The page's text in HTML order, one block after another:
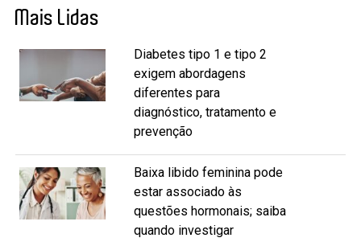
Mais Lidas
Diabetes tipo 1 e tipo 2
exigem abordagens
diferentes para
diagnóstico, tratamento e
prevenção
Baixa libido feminina pode
estar associado às
questões hormonais; saiba
quando investigar